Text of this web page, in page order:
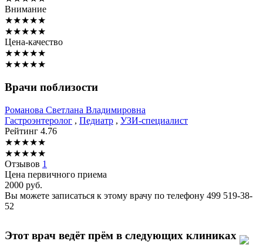
Внимание
★★★★★
★★★★★
Цена-качество
★★★★★
★★★★★
Врачи поблизости
Романова Светлана Владимировна
Гастроэнтеролог , Педиатр , УЗИ-специалист
Рейтинг 4.76
★★★★★
★★★★★
Отзывов 1
Цена первичного приема
2000 руб.
Вы можете записаться к этому врачу по телефону 499 519-38-
52
Этот врач ведёт прём в следующих клиниках